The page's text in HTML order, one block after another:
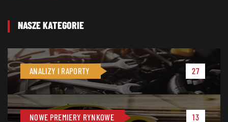
NASZE KATEGORIE
ANALIZY I RAPORTY 27
NOWE PREMIERY RYNKOWE 13